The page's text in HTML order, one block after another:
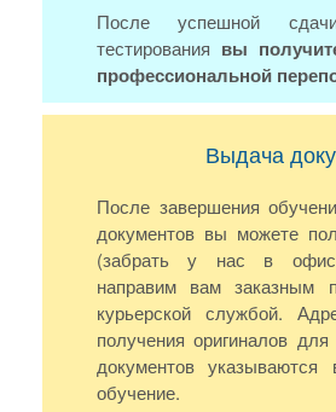
После успешной сдачи
тестирования вы
профессиональной
Выдача
После завершения
документов вы можете
(забрать у нас в
направим вам заказным
курьерской службой.
получения оригиналов для
документов
обучение.